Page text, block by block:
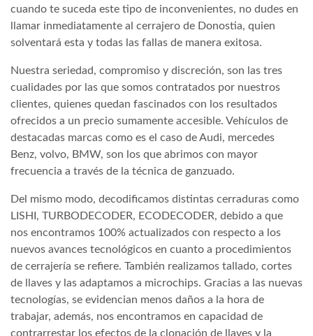
cuando te suceda este tipo de inconvenientes, no dudes en
llamar inmediatamente al cerrajero de Donostia, quien
solventará esta y todas las fallas de manera exitosa.
Nuestra seriedad, compromiso y discreción, son las tres
cualidades por las que somos contratados por nuestros
clientes, quienes quedan fascinados con los resultados
ofrecidos a un precio sumamente accesible. Vehículos de
destacadas marcas como es el caso de Audi, mercedes
Benz, volvo, BMW, son los que abrimos con mayor
frecuencia a través de la técnica de ganzuado.
Del mismo modo, decodificamos distintas cerraduras como
LISHI, TURBODECODER, ECODECODER, debido a que
nos encontramos 100% actualizados con respecto a los
nuevos avances tecnológicos en cuanto a procedimientos
de cerrajería se refiere. También realizamos tallado, cortes
de llaves y las adaptamos a microchips. Gracias a las nuevas
tecnologías, se evidencian menos daños a la hora de
trabajar, además, nos encontramos en capacidad de
contrarrestar los efectos de la clonación de llaves y la